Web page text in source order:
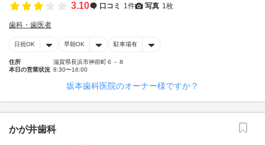
3.10 口コミ 1件 写真 1枚
歯科・歯医者
日祝OK 早朝OK 駐車場有
住所
滋賀県長浜市神前町６－８
本日の営業状況 8:30〜16:00
坂本歯科医院のオーナー様ですか？
かが井歯科